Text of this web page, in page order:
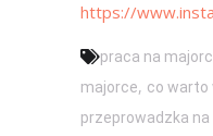
https://
praca na
majorce, co warto
przeprowadzka na